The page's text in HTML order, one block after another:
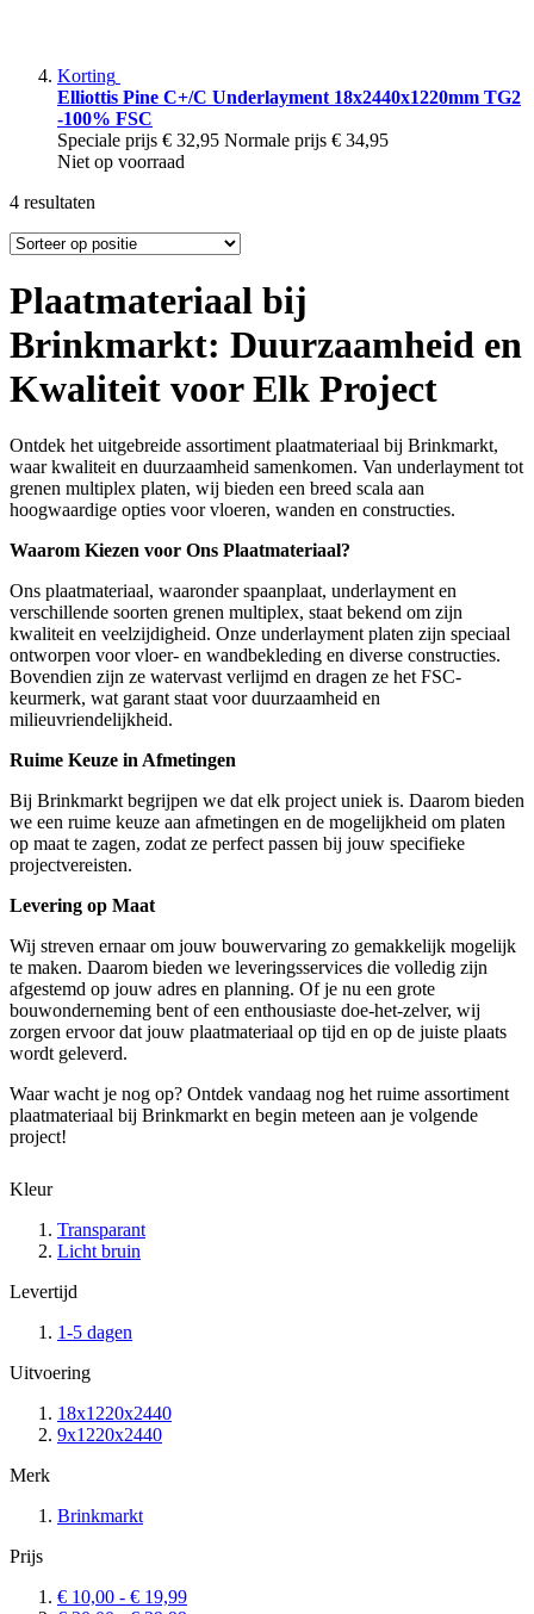
Korting
Elliottis Pine C+/C Underlayment 18x2440x1220mm TG2
-100% FSC
Speciale prijs € 32,95 Normale prijs € 34,95
Niet op voorraad
4 resultaten
Plaatmateriaal bij
Brinkmarkt: Duurzaamheid en
Kwaliteit voor Elk Project
Ontdek het uitgebreide assortiment plaatmateriaal bij Brinkmarkt,
waar kwaliteit en duurzaamheid samenkomen. Van underlayment tot
grenen multiplex platen, wij bieden een breed scala aan
hoogwaardige opties voor vloeren, wanden en constructies.
Waarom Kiezen voor Ons Plaatmateriaal?
Ons plaatmateriaal, waaronder spaanplaat, underlayment en
verschillende soorten grenen multiplex, staat bekend om zijn
kwaliteit en veelzijdigheid. Onze underlayment platen zijn speciaal
ontworpen voor vloer- en wandbekleding en diverse constructies.
Bovendien zijn ze watervast verlijmd en dragen ze het FSC-
keurmerk, wat garant staat voor duurzaamheid en
milieuvriendelijkheid.
Ruime Keuze in Afmetingen
Bij Brinkmarkt begrijpen we dat elk project uniek is. Daarom bieden
we een ruime keuze aan afmetingen en de mogelijkheid om platen
op maat te zagen, zodat ze perfect passen bij jouw specifieke
projectvereisten.
Levering op Maat
Wij streven ernaar om jouw bouwervaring zo gemakkelijk mogelijk
te maken. Daarom bieden we leveringsservices die volledig zijn
afgestemd op jouw adres en planning. Of je nu een grote
bouwonderneming bent of een enthousiaste doe-het-zelver, wij
zorgen ervoor dat jouw plaatmateriaal op tijd en op de juiste plaats
wordt geleverd.
Waar wacht je nog op? Ontdek vandaag nog het ruime assortiment
plaatmateriaal bij Brinkmarkt en begin meteen aan je volgende
project!
Kleur
Transparant
Licht bruin
Levertijd
1-5 dagen
Uitvoering
18x1220x2440
9x1220x2440
Merk
Brinkmarkt
Prijs
€ 10,00 - € 19,99